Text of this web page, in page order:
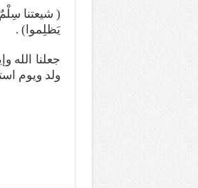
( شيعتنا
يَظلِموا) .
جعلنا الله
ولد ويوم